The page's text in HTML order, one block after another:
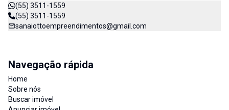
(55) 3511-1559
(55) 3511-1559
sanaiottoempreendimentos@gmail.com
Navegação rápida
Home
Sobre nós
Buscar imóvel